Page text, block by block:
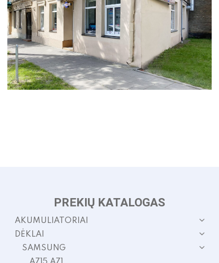
PREKIŲ KATALOGAS
AKUMULIATORIAI
DĖKLAI
SAMSUNG